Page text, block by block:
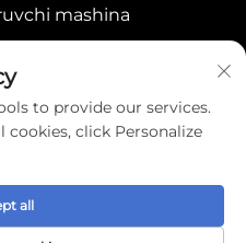
mashina
-
Maxfiylik siyosati
to provide our services.
click Personalize
all